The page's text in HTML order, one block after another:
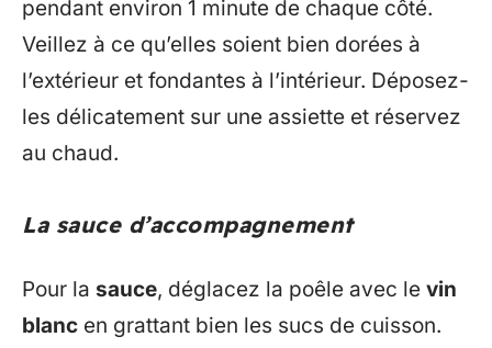
pendant environ 1 minute de chaque côté.
Veillez à ce qu’elles soient bien dorées à
l’extérieur et fondantes à l’intérieur. Déposez-
les délicatement sur une assiette et réservez
au chaud.
La sauce d’accompagnement
Pour la sauce, déglacez la poêle avec le vin
blanc en grattant bien les sucs de cuisson.